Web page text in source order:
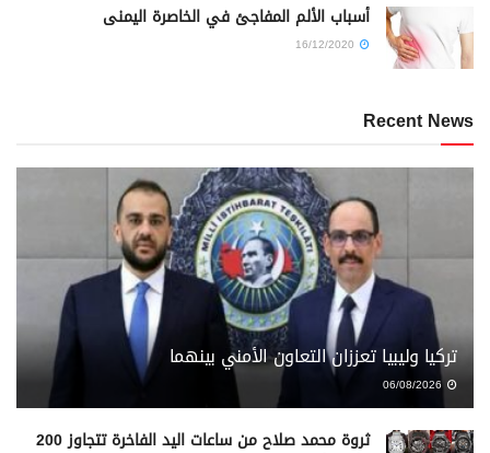
أسباب الألم المفاجئ في الخاصرة اليمنى
Recent News
تركيا وليبيا تعززان التعاون الأمني بينهما
06/08/2026
ثروة محمد صلاح من ساعات اليد الفاخرة تتجاوز 200